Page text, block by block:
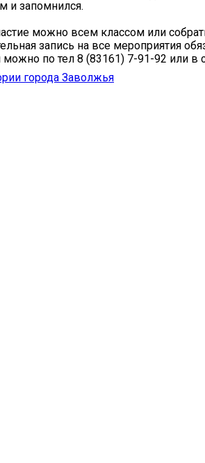
и запомнился.
можно всем классом или
запись на все мероприятия
можно по тел 8 (83161) 7-91-92 или в
города Заволжья